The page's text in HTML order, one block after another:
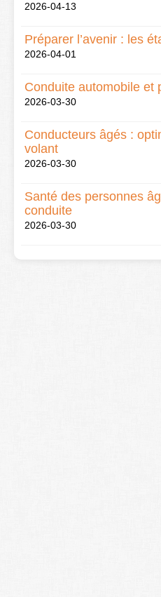
2026-04-13
Préparer l’avenir : les
2026-04-01
Conduite automobile et
2026-03-30
Conducteurs âgés :
volant
2026-03-30
Santé des personnes
conduite
2026-03-30